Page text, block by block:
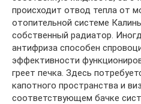
происходит отвод тепла от
отопительной системе
собственный радиатор.
антифриза способен
эффективности
греет печка. Здесь
капотного пространства и
соответствующем бачке